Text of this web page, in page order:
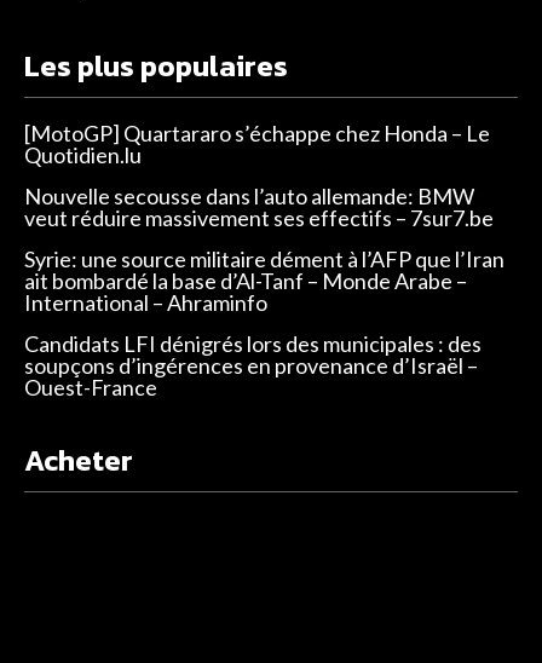
Les plus populaires
[MotoGP] Quartararo s’échappe chez Honda – Le
Quotidien.lu
Nouvelle secousse dans l’auto allemande: BMW
veut réduire massivement ses effectifs – 7sur7.be
Syrie: une source militaire dément à l’AFP que l’Iran
ait bombardé la base d’Al-Tanf – Monde Arabe –
International – Ahraminfo
Candidats LFI dénigrés lors des municipales : des
soupçons d’ingérences en provenance d’Israël –
Ouest-France
Acheter